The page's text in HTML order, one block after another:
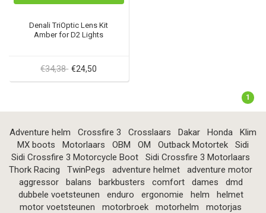
Denali TriOptic Lens Kit
Amber for D2 Lights
€34,38 €24,50
1
Adventure helm Crossfire 3 Crosslaars Dakar Honda
Klim
MX boots
Motorlaars OBM OM Outback Motortek
Sidi
Sidi Crossfire 3 Motorcycle Boot
Sidi Crossfire 3 Motorlaars
Thork Racing
TwinPegs adventure helmet
adventure motor
aggressor
balans barkbusters comfort dames
dmd
dubbele voetsteunen
enduro ergonomie helm
helmet
motor voetsteunen
motorbroek motorhelm
motorjas